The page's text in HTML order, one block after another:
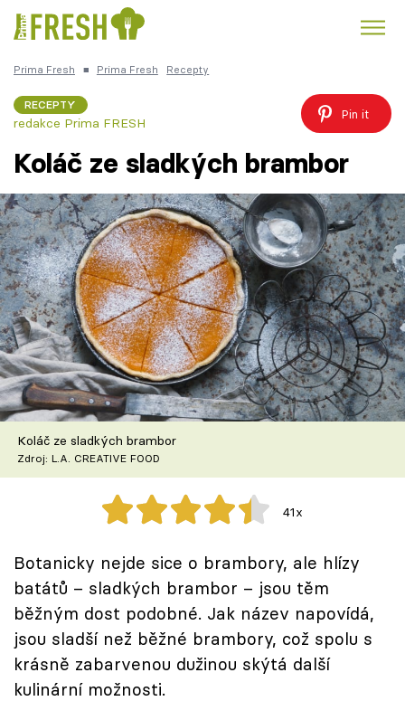
Česká kuchyně Čokoláda
Témata
Recepty
Články
TV Program
Škola vaření
Recepty z TV
Speciál: Cuketa
Těhotnej kuchař
Sledujte prima+
Přihlášení
Prima Fresh ■ Prima Fresh Recepty
RECEPTY
redakce Prima FRESH
Pin it
Koláč ze sladkých brambor
Koláč ze sladkých brambor
Zdroj: L.A. CREATIVE FOOD
41x
Botanicky nejde sice o brambory, ale hlízy
batátů – sladkých brambor – jsou těm
běžným dost podobné. Jak název napovídá,
jsou sladší než běžné brambory, což spolu s
krásně zabarvenou dužinou skýtá další
kulinární možnosti.